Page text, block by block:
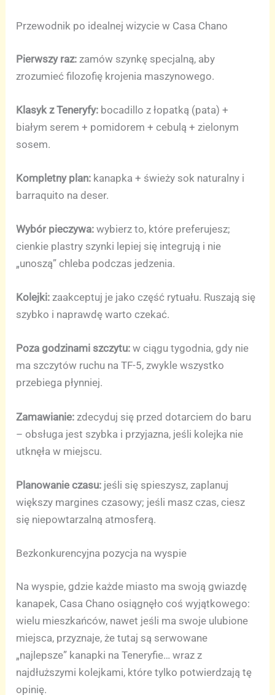
Przewodnik po idealnej wizycie w Casa Chano
Pierwszy raz: zamów szynkę specjalną, aby
zrozumieć filozofię krojenia maszynowego.
Klasyk z Teneryfy: bocadillo z łopatką (pata) +
białym serem + pomidorem + cebulą + zielonym
sosem.
Kompletny plan: kanapka + świeży sok naturalny i
barraquito na deser.
Wybór pieczywa: wybierz to, które preferujesz;
cienkie plastry szynki lepiej się integrują i nie
„unoszą” chleba podczas jedzenia.
Kolejki: zaakceptuj je jako część rytuału. Ruszają się
szybko i naprawdę warto czekać.
Poza godzinami szczytu: w ciągu tygodnia, gdy nie
ma szczytów ruchu na TF-5, zwykle wszystko
przebiega płynniej.
Zamawianie: zdecyduj się przed dotarciem do baru
– obsługa jest szybka i przyjazna, jeśli kolejka nie
utknęła w miejscu.
Planowanie czasu: jeśli się spieszysz, zaplanuj
większy margines czasowy; jeśli masz czas, ciesz
się niepowtarzalną atmosferą.
Bezkonkurencyjna pozycja na wyspie
Na wyspie, gdzie każde miasto ma swoją gwiazdę
kanapek, Casa Chano osiągnęło coś wyjątkowego:
wielu mieszkańców, nawet jeśli ma swoje ulubione
miejsca, przyznaje, że tutaj są serwowane
„najlepsze” kanapki na Teneryfie… wraz z
najdłuższymi kolejkami, które tylko potwierdzają tę
opinię.